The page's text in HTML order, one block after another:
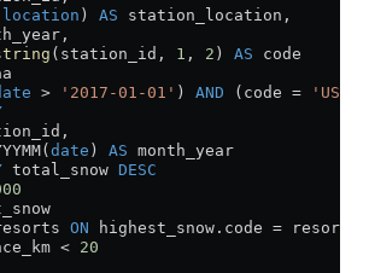
location ) AS station_location,
(station_id, 1 , 2 ) AS code
> '2017-01-01' ) AND (code = 'US'
date ) AS month_year
total_snow DESC
ON highest_snow . code = resorts
< 20